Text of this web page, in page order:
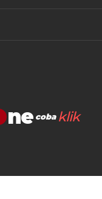
coba klik